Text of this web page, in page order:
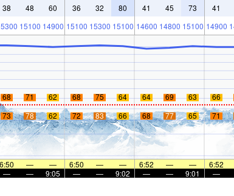
38 48 60 36 32 80 41 45 73 41
15100 14900 15100 15300 15100 14600 14800 15100 14900
68 71 62 68 75 64 64 69 63 66
73 78 62 72 83 66 68 77 65 71
6:50 — — 6:50 — — 6:52 — — 6:52
— — 9:05 — — 9:02 — — 9:01 —